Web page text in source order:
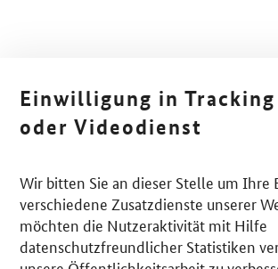
Einwilligung in
oder Videodienst
Wir bitten Sie an dieser Stelle um
verschiedene Zusatzdienste unserer
möchten die Nutzeraktivität mit Hilfe
datenschutzfreundlicher Statistiken